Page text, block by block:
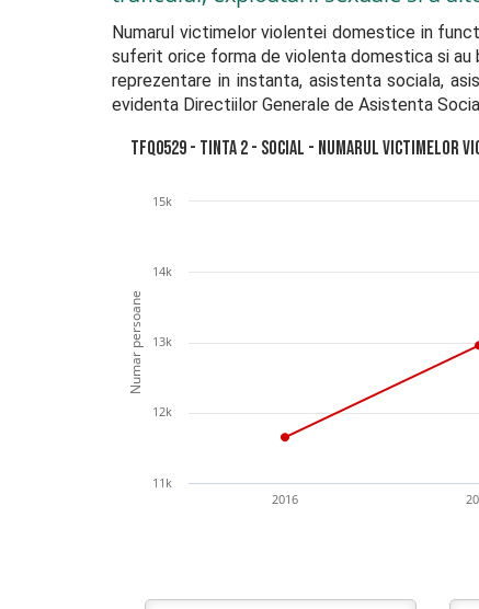
Numarul victimelor violentei domestice in
suferit orice forma de violenta domestica si au
reprezentare in instanta, asistenta sociala,
evidenta Directiilor Generale de Asistenta
Numar persoane
TFQ0529 - Tinta 2 - Social - Numarul
2016
12k
13k
14k
11k
15k